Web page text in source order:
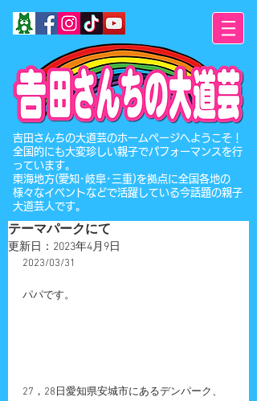
​吉田さんちの大道芸のホームページへようこそ！
全国的にも大変珍しい親子でパフォーマンスを行
っています。
東海地方(愛知･岐阜･三重)を拠点に全国各地の
様々なイベントなどで活躍している今話題の親子
大道芸人です。
テーマパークにて
更新日： 2023年4月9日
2023/03/31
パパです。
27，28日愛知県安城市にあるデンパーク、